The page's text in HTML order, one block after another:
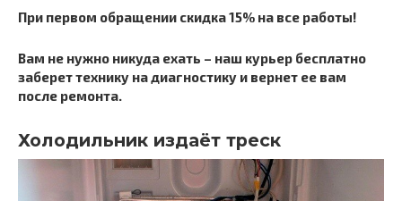
При первом обращении скидка 15% на все работы!
Вам не нужно никуда ехать – наш курьер бесплатно
заберет технику на диагностику и вернет ее вам
после ремонта.
Холодильник издаёт треск